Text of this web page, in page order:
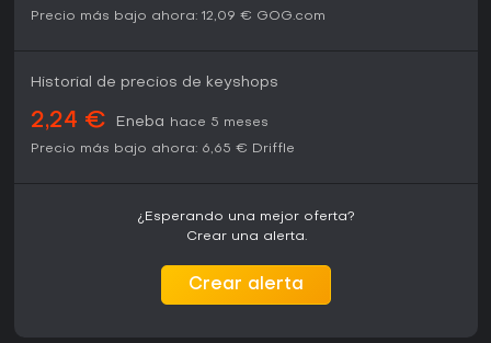
Precio más bajo ahora: 12,09 € GOG.com
Historial de precios de keyshops
2,24 € Eneba
hace 5 meses
Precio más bajo ahora: 6,65 € Driffle
¿Esperando una mejor oferta?
Crear una alerta.
Crear alerta